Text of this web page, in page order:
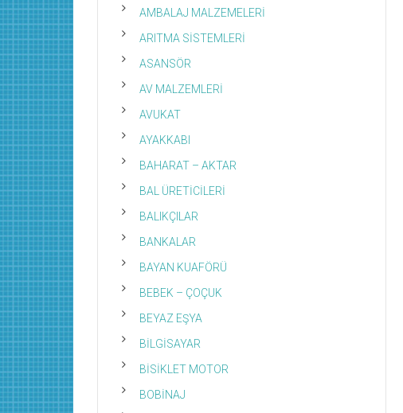
AMBALAJ MALZEMELERİ
ARITMA SİSTEMLERİ
ASANSÖR
AV MALZEMLERİ
AVUKAT
AYAKKABI
BAHARAT – AKTAR
BAL ÜRETİCİLERİ
BALIKÇILAR
BANKALAR
BAYAN KUAFÖRÜ
BEBEK – ÇOÇUK
BEYAZ EŞYA
BİLGİSAYAR
BİSİKLET MOTOR
BOBİNAJ